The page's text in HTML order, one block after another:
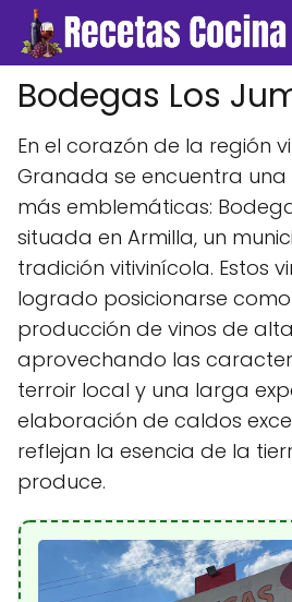
Bodegas Los
En el corazón de la región
Granada se encuentra
más emblemáticas:
situada en Armilla, un
tradición vitivinícola. Estos
logrado posicionarse
producción de vinos de
aprovechando las
terroir local y una larga
elaboración de caldos
reflejan la esencia de la
produce.